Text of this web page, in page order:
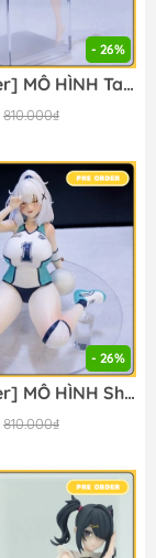
- 26%
[Pre Order] MÔ HÌNH Tatenaori Ippatsu - Mahjong Fight Girl - Konami Prize Collection - Poolside Girls (Konami Arcade Games) FIGURE CHÍNH HÃNG
810.000₫
- 26%
[Pre Order] MÔ HÌNH Shiroe - Bombergirl Rainbow - Desk Put - Konami Prize Collection (Konami Arcade Games) FIGURE CHÍNH HÃNG
810.000₫